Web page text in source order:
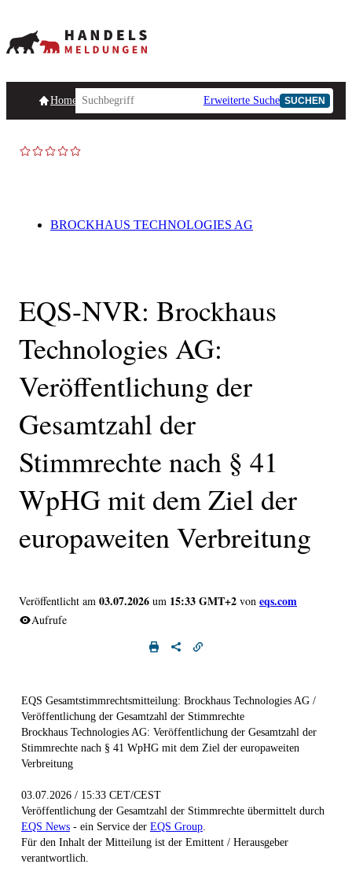
HomepageHandelsmeldungen Ad-Hoc-Meldungen
Erweiterte Suche SUCHEN
BROCKHAUS TECHNOLOGIES AG
EQS-NVR: Brockhaus
Technologies AG:
Veröffentlichung der
Gesamtzahl der
Stimmrechte nach § 41
WpHG mit dem Ziel der
europaweiten Verbreitung
Veröffentlicht am 03.07.2026 um 15:33 GMT+2 von eqs.com
Aufrufe
EQS Gesamtstimmrechtsmitteilung: Brockhaus Technologies AG /
Veröffentlichung der Gesamtzahl der Stimmrechte
Brockhaus Technologies AG: Veröffentlichung der Gesamtzahl der
Stimmrechte nach § 41 WpHG mit dem Ziel der europaweiten
Verbreitung
03.07.2026 / 15:33 CET/CEST
Veröffentlichung der Gesamtzahl der Stimmrechte übermittelt durch
EQS News - ein Service der EQS Group
Für den Inhalt der Mitteilung ist der Emittent / Herausgeber
verantwortlich.